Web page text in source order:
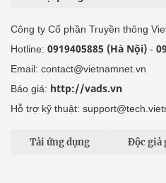
Công ty Cổ phần Truyền thông
Hotline: 0919405885 (Hà Nội) -
Email: contact@vietnamnet.vn
Báo giá: http://vads.vn
Hỗ trợ kỹ thuật:
Tải ứng dụng Độc giả